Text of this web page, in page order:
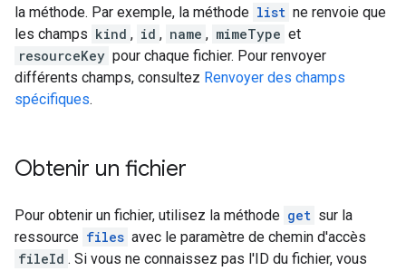
la méthode. Par exemple, la méthode list ne renvoie que
les champs kind , id , name , mimeType et
resourceKey pour chaque fichier. Pour renvoyer
différents champs, consultez Renvoyer des champs
spécifiques.
Obtenir un fichier
Pour obtenir un fichier, utilisez la méthode get sur la
ressource files avec le paramètre de chemin d'accès
fileId . Si vous ne connaissez pas l'ID du fichier, vous